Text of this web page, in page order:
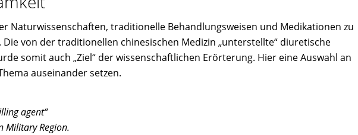
Naturwissenschaften, traditionelle Behandlungsweisen und Medikationen zu
von der traditionellen chinesischen Medizin „unterstellte“ diuretische
somit auch „Ziel“ der wissenschaftlichen Erörterung. Hier eine Auswahl an
auseinander setzen.
agent“
Military Region.